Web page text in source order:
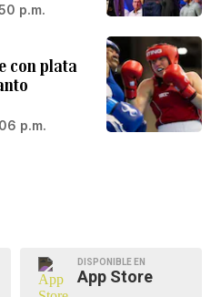
p.m.
con plata
p.m.
DISPONIBLE EN
App Store